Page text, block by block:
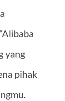
yang
pihak